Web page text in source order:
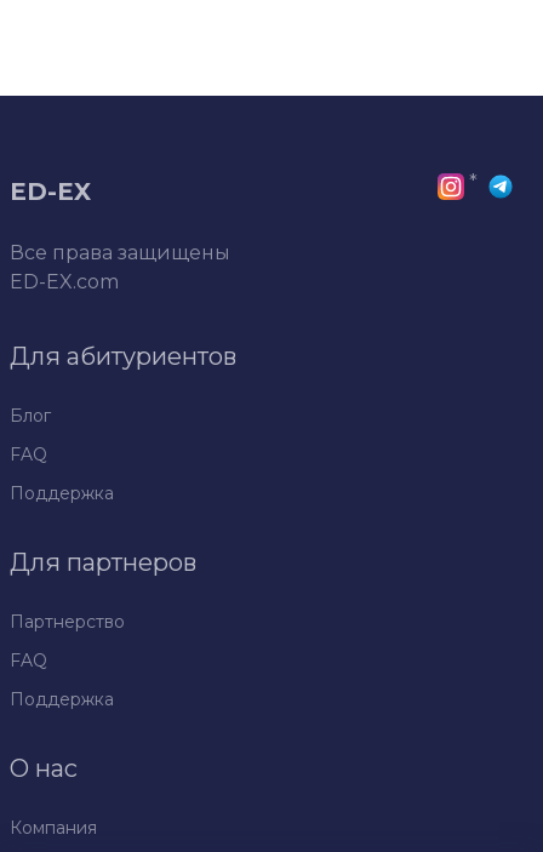
ED-EX
Все права защищены
ED-EX.com
*
Для абитуриентов
Блог
FAQ
Поддержка
Для партнеров
Партнерство
FAQ
Поддержка
О нас
Компания